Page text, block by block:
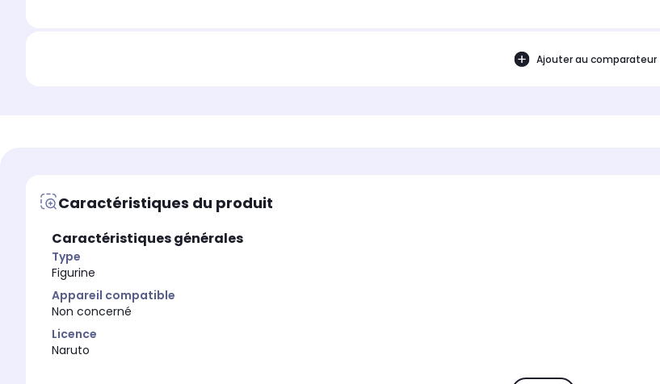
Ajouter au comparateur
Caractéristiques du produit
Caractéristiques générales
Type
Figurine
Appareil compatible
Non concerné
Licence
Naruto